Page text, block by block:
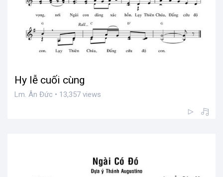
Hy lễ cuối cùng
Lm. Ân Đức • 13,357 views